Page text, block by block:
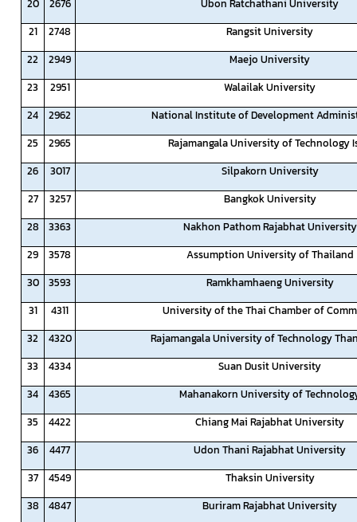
20 2676
Ubon Ratchathani University
21
2748
Rangsit University
22
2949
Maejo University
23
2951
Walailak University
24
2962
National Institute of Development
25
2965
Rajamangala University of Technology
26
3017
Silpakorn University
27
3257
Bangkok University
28
3363
Nakhon Pathom Rajabhat University
29
3578
Assumption University of Thailand
30
3593
Ramkhamhaeng University
31
4311
University of the Thai Chamber of
32
4320
Rajamangala University of Technology
33
4334
Suan Dusit University
34
4365
Mahanakorn University of
35
4422
Chiang Mai Rajabhat University
36
4477
Udon Thani Rajabhat University
37
4549
Thaksin University
38
4847
Buriram Rajabhat University